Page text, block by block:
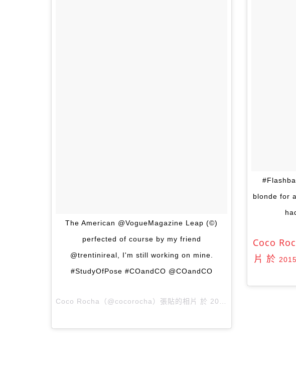
The American @VogueMagazine Leap (©)
perfected of course by my friend
@trentinireal, I'm still working on mine.
#StudyOfPose #COandCO @COandCO
Coco Rocha（@cocorocha）張貼的相片 於 2016 年 5月 月 9 8:21上午 PDT
blonde for
Coco
片 於